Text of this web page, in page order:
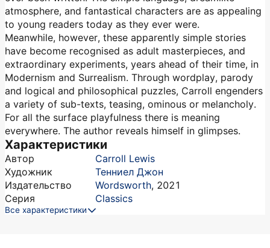
atmosphere, and fantastical characters are as appealing
to young readers today as they ever were.
Meanwhile, however, these apparently simple stories
have become recognised as adult masterpieces, and
extraordinary experiments, years ahead of their time, in
Modernism and Surrealism. Through wordplay, parody
and logical and philosophical puzzles, Carroll engenders
a variety of sub-texts, teasing, ominous or melancholy.
For all the surface playfulness there is meaning
everywhere. The author reveals himself in glimpses.
Характеристики
Автор
Carroll Lewis
Художник
Тенниел Джон
Издательство
Wordsworth, 2021
Серия
Classics
Все характеристики